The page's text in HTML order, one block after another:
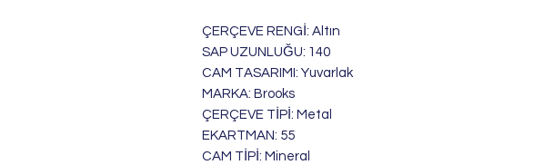
ÇERÇEVE RENGİ: Altın
SAP UZUNLUĞU: 140
CAM TASARIMI: Yuvarlak
MARKA: Brooks
ÇERÇEVE TİPİ: Metal
EKARTMAN: 55
CAM TİPİ: Mineral